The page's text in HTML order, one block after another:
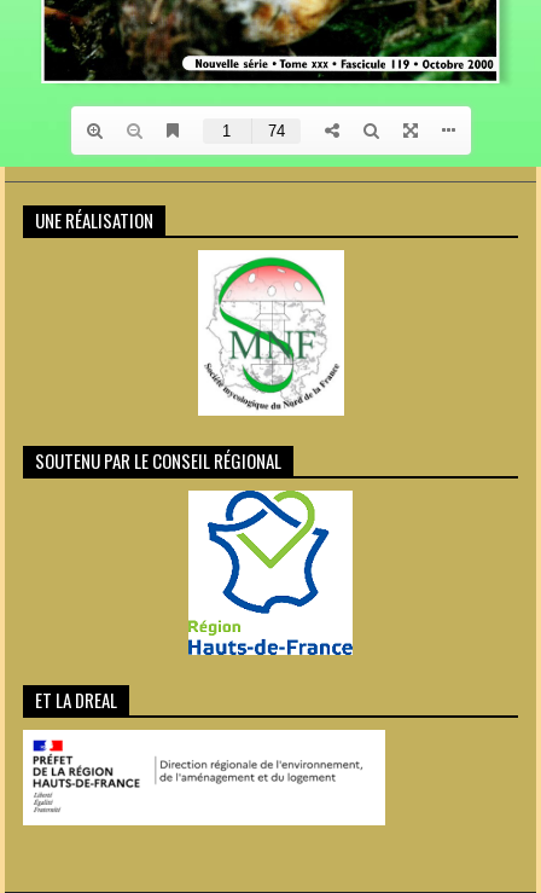
UNE RÉALISATION
SOUTENU PAR LE CONSEIL RÉGIONAL
ET LA DREAL